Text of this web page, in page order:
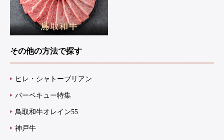
その他の方法で探す
ヒレ・シャトーブリアン
バーベキュー特集
鳥取和牛オレイン55
神戸牛